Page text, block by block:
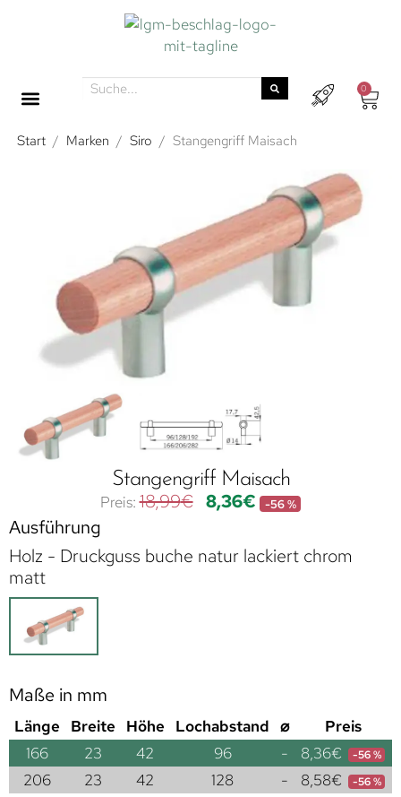
0
Start / Marken / Siro / Stangengriff Maisach
Stangengriff Maisach
18,99€ 8,36€ -56 %
Ausführung
Holz - Druckguss buche natur lackiert chrom
matt
Maße in mm
Länge Breite Höhe Lochabstand ⌀
Preis
166
23 42 96 - 8,36€ -56 %
206 23 42 128 - 8,58€ -56 %